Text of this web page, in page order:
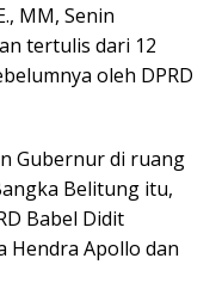
MM, Senin
tertulis dari 12
oleh DPRD
Gubernur di ruang
Belitung itu,
Babel Didit
Hendra Apollo dan